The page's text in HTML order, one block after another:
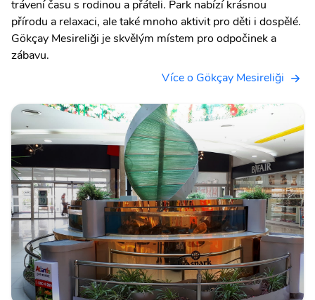
trávení času s rodinou a přáteli. Park nabízí krásnou
přírodu a relaxaci, ale také mnoho aktivit pro děti i dospělé.
Gökçay Mesireliği je skvělým místem pro odpočinek a
zábavu.
Více o Gökçay Mesireliği